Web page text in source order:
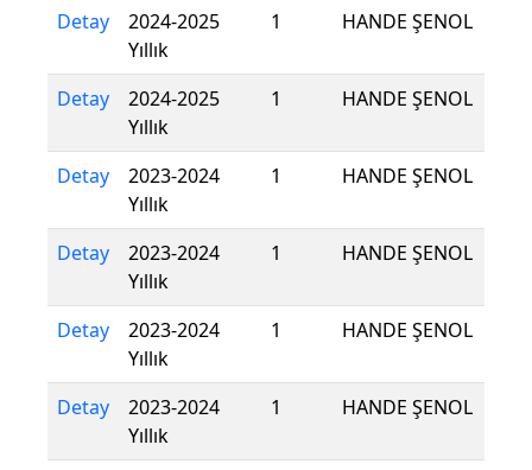
Detay
2024-2025
Yıllık
1 HANDE ŞENOL
Detay
2024-2025
Yıllık
1 HANDE ŞENOL
Detay
2023-2024
Yıllık
1 HANDE ŞENOL
Detay
2023-2024
Yıllık
1 HANDE ŞENOL
Detay
2023-2024
Yıllık
1 HANDE ŞENOL
Detay
2023-2024
Yıllık
1 HANDE ŞENOL